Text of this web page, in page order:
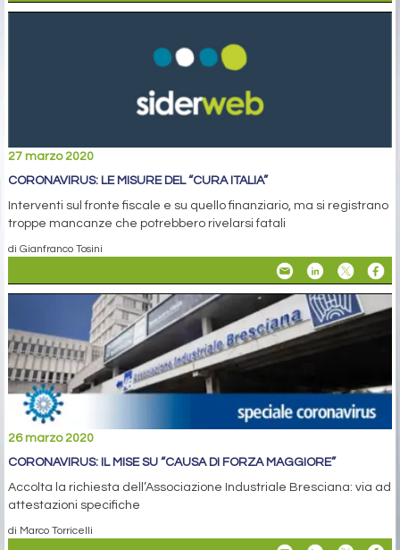
27 marzo 2020
CORONAVIRUS: LE MISURE DEL “CURA ITALIA”
Interventi sul fronte fiscale e su quello finanziario, ma si registrano
troppe mancanze che potrebbero rivelarsi fatali
di Gianfranco Tosini
26 marzo 2020
CORONAVIRUS: IL MISE SU “CAUSA DI FORZA MAGGIORE”
Accolta la richiesta dell’Associazione Industriale Bresciana: via ad
attestazioni specifiche
di Marco Torricelli